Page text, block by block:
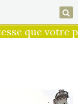
que